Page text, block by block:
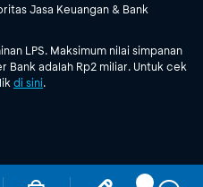
Jasa Keuangan & Bank
LPS. Maksimum nilai simpanan
Bank adalah Rp2 miliar. Untuk cek
di sini.